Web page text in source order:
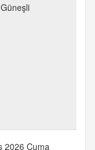
Güneşli
2026 Cuma